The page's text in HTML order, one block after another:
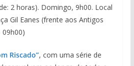
2 horas). Domingo, 9h00. Local
Gil Eanes (frente aos Antigos
09h00)
Riscado”, com uma série de